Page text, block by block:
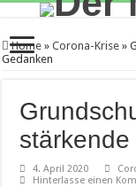
Home » Corona-Krise »
Gedanken
4. April 2020
Hinterlasse einen